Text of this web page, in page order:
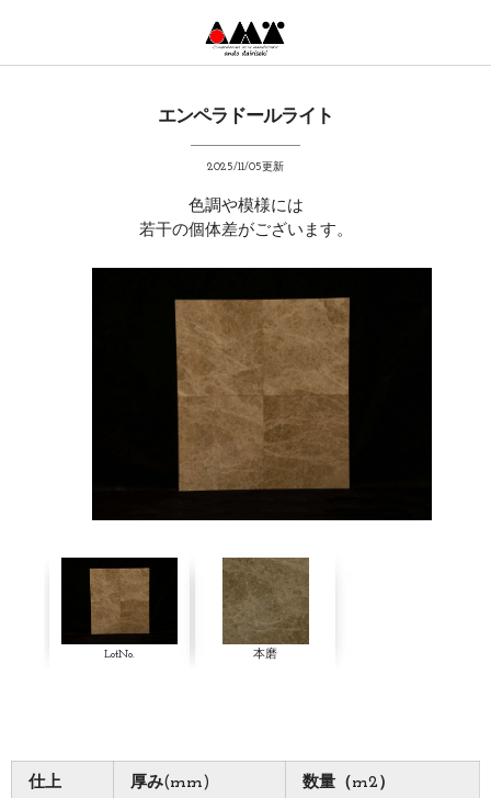
エンペラドールライト
2025/11/05更新
色調や模様には
若干の個体差がございます。
LotNo. 本磨
仕上 厚み(mm) 数量（m2）